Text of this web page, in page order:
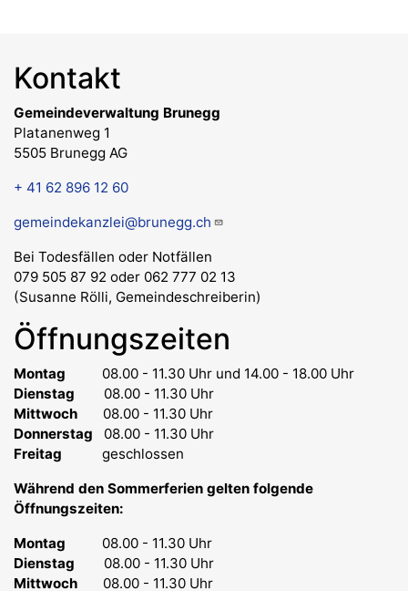
Kontakt
Gemeindeverwaltung Brunegg
Platanenweg 1
5505 Brunegg AG
+ 41 62 896 12 60
gemeindekanzlei@brunegg.ch
Bei Todesfällen oder Notfällen
079 505 87 92 oder 062 777 02 13
(Susanne Rölli, Gemeindeschreiberin)
Öffnungszeiten
Montag 08.00 - 11.30 Uhr und 14.00 - 18.00 Uhr
Dienstag 08.00 - 11.30 Uhr
Mittwoch 08.00 - 11.30 Uhr
Donnerstag 08.00 - 11.30 Uhr
Freitag geschlossen
Während den Sommerferien gelten folgende
Öffnungszeiten:
Montag 08.00 - 11.30 Uhr
Dienstag 08.00 - 11.30 Uhr
Mittwoch 08.00 - 11.30 Uhr